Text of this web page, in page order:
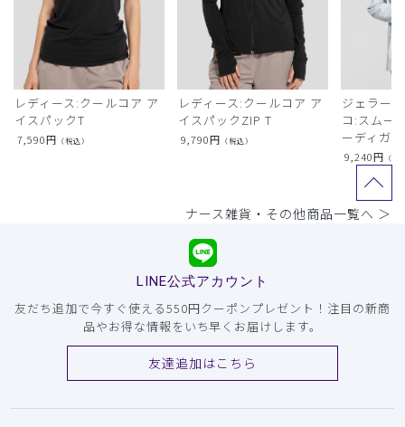
レディース:クールコア ア
イスパックT
7,590円 （税込）
レディース:クールコア ア
イスパックZIP T
9,790円 （税込）
ジェラー
コ:スムー
ーディガン
9,240円 （税
ナース雑貨・その他商品一覧へ ＞
LINE公式アカウント
友だち追加で今すぐ使える550円クーポンプレゼント！注目の新商
品やお得な情報をいち早くお届けします。
友達追加はこちら